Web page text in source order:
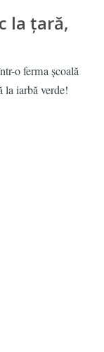
la țară,
o ferma școală
la iarbă verde!